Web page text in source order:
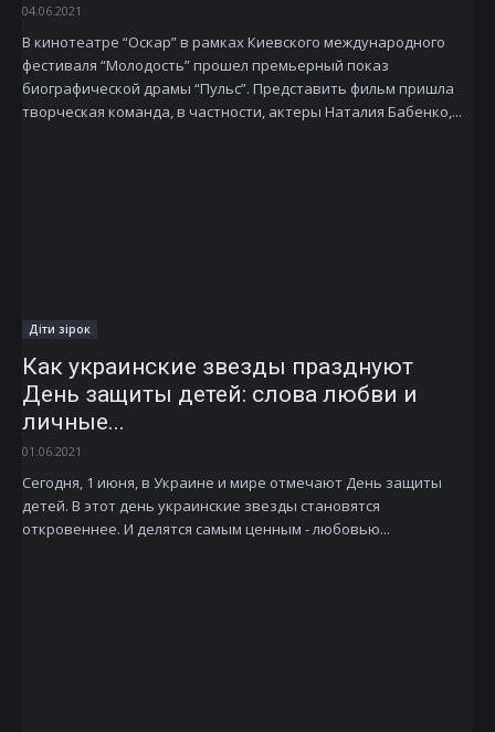
04.06.2021
В кинотеатре “Оскар” в рамках Киевского международного
фестиваля “Молодость” прошел премьерный показ
биографической драмы “Пульс”. Представить фильм пришла
творческая команда, в частности, актеры Наталия Бабенко,...
Діти зірок
Как украинские звезды празднуют
День защиты детей: слова любви и
личные...
01.06.2021
Сегодня, 1 июня, в Украине и мире отмечают День защиты
детей. В этот день украинские звезды становятся
откровеннее. И делятся самым ценным - любовью...